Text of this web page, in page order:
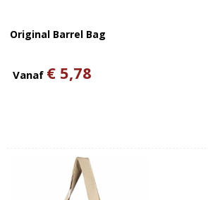
Original Barrel Bag
Vanaf € 5,78